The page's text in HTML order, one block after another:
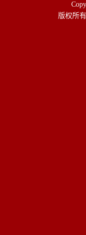
版权所